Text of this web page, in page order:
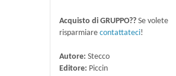
Acquisto di GRUPPO?? Se volete
risparmiare contattateci!
Autore: Stecco
Editore: Piccin